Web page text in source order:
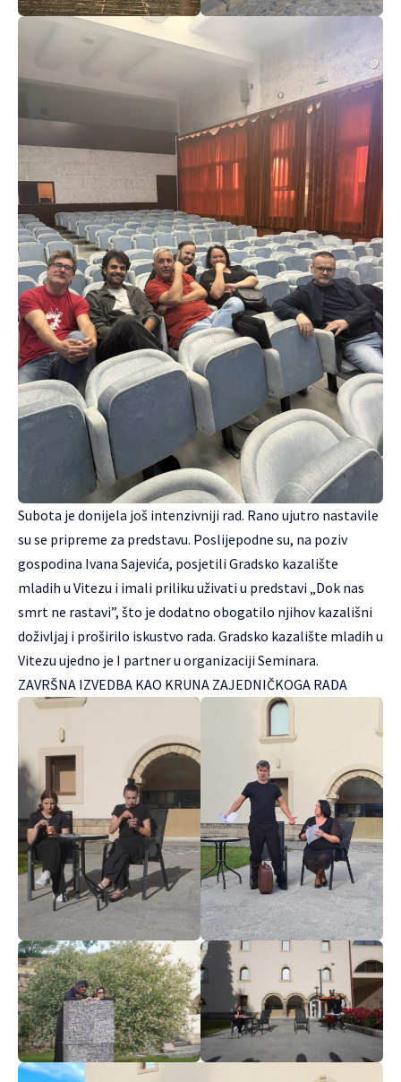
Subota je donijela još intenzivniji rad. Rano ujutro nastavile
su se pripreme za predstavu. Poslijepodne su, na poziv
gospodina Ivana Sajevića, posjetili Gradsko kazalište
mladih u Vitezu i imali priliku uživati u predstavi „Dok nas
smrt ne rastavi”, što je dodatno obogatilo njihov kazališni
doživljaj i proširilo iskustvo rada. Gradsko kazalište mladih u
Vitezu ujedno je I partner u organizaciji Seminara.
ZAVRŠNA IZVEDBA KAO KRUNA ZAJEDNIČKOGA RADA